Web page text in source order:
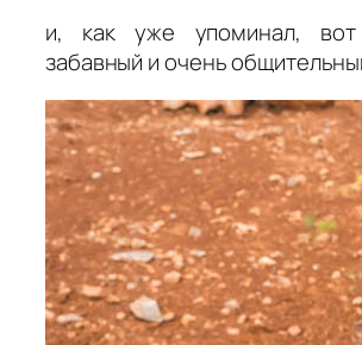
и, как уже упоминал,
забавный и очень